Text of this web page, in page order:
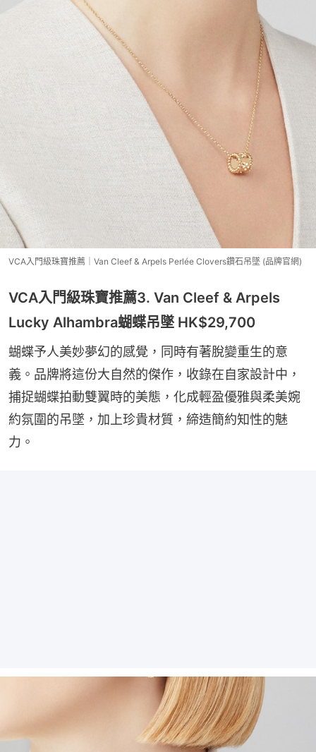
VCA入門級珠寶推薦｜Van Cleef & Arpels Perlée Clovers鑽石吊墜 (品牌官網)
VCA入門級珠寶推薦3. Van Cleef & Arpels
Lucky Alhambra蝴蝶吊墜 HK$29,700
蝴蝶予人美妙夢幻的感覺，同時有著脫變重生的意
義。品牌將這份大自然的傑作，收錄在自家設計中，
捕捉蝴蝶拍動雙翼時的美態，化成輕盈優雅與柔美婉
約氛圍的吊墜，加上珍貴材質，締造簡約知性的魅
力。